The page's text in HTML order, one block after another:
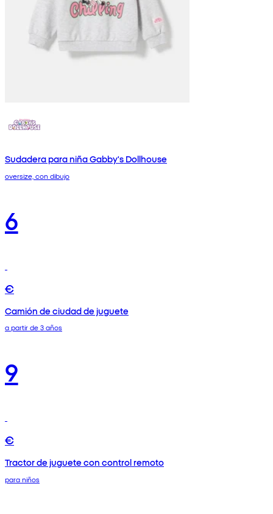
Sudadera para niña Gabby's Dollhouse
oversize, con dibujo
6
€
Camión de ciudad de juguete
a partir de 3 años
9
€
Tractor de juguete con control remoto
para niños